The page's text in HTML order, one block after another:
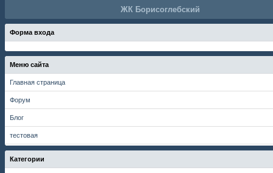
ЖК Борисоглебский
Форма входа
Меню сайта
Главная страница
Форум
Блог
тестовая
Категории